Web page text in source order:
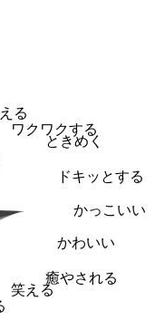
る
ワクワクする
ときめく
ドキッとする
かっこいい
かわいい
癒やされる
笑える